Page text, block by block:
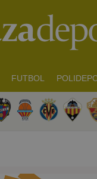
FUTBOL